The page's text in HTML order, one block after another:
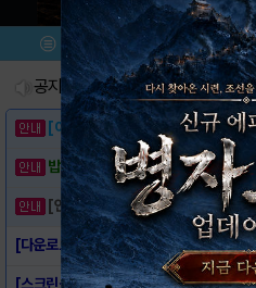
이벤트/미션
공지사항
[이벤트] 웃음으로 매일매일 해피! 유
밥알이의 헝앱통신 ⑲ “밥알이, 드디어
[안내] 헝그리앱 필수 상식! 밥알 획득
[다운로드 링크] V-리그 콜렉터즈
[스크린샷] V-리그 콜렉터즈